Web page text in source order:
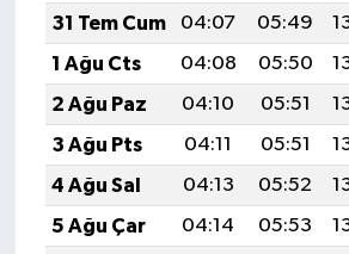
31 Tem Cum
04:07 05:49
1 Ağu Cts
04:08 05:50
2 Ağu Paz
04:10 05:51
3 Ağu Pts
04:11 05:51
4 Ağu Sal
04:13 05:52
5 Ağu Çar
04:14 05:53